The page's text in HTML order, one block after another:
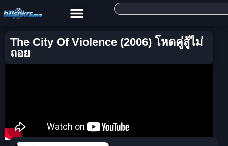
The City Of Violence (2006) โหดคู่สู้ไม่
ถอย